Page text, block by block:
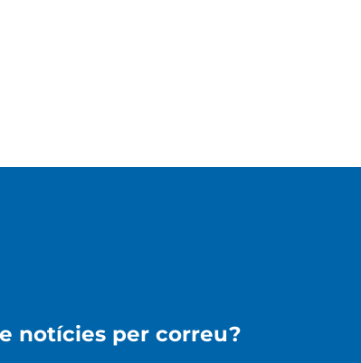
notícies per correu?